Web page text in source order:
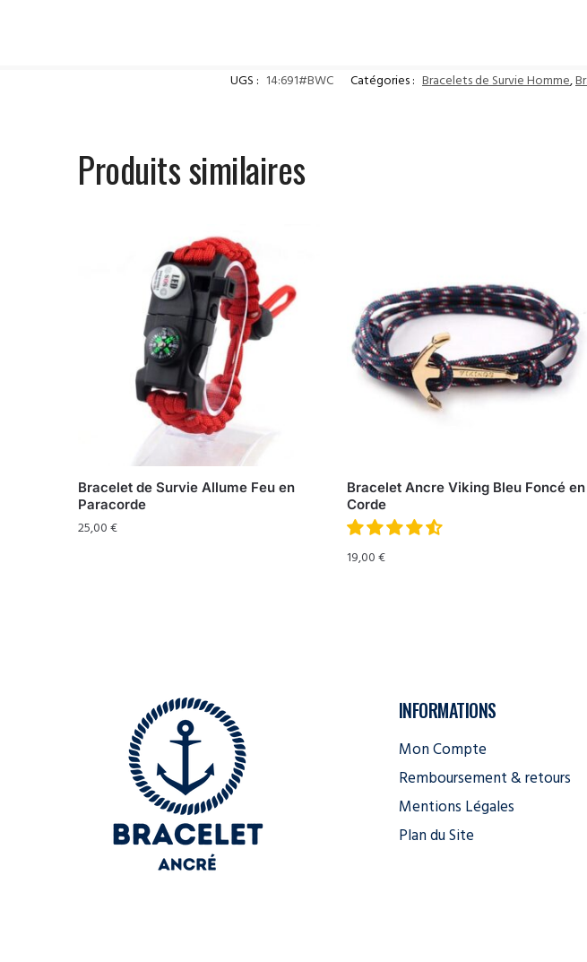
UGS : 14:691#BWC Catégories : Bracelets de Survie Homme,
Produits similaires
Bracelet de Survie Allume Feu en
Paracorde
25,00€
Bracelet Ancre Viking Bleu Foncé en
Corde
19,00€
INFORMATIONS
Mon Compte
Remboursement & retours
Mentions Légales
Plan du Site